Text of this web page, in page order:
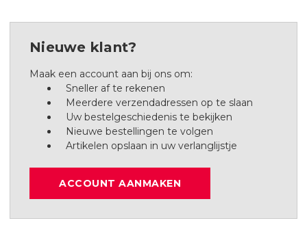
Nieuwe klant?
Maak een account aan bij ons om:
Sneller af te rekenen
Meerdere verzendadressen op te slaan
Uw bestelgeschiedenis te bekijken
Nieuwe bestellingen te volgen
Artikelen opslaan in uw verlanglijstje
ACCOUNT AANMAKEN